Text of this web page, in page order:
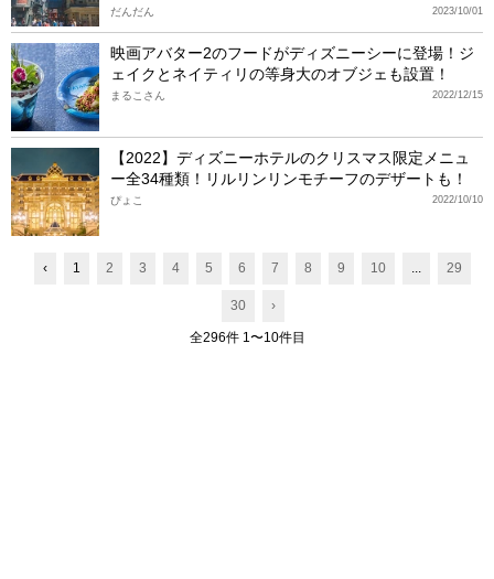
2023/10/01
だんだん
映画アバター2のフードがディズニーシーに登場！ジ
ェイクとネイティリの等身大のオブジェも設置！
2022/12/15
まるこさん
【2022】ディズニーホテルのクリスマス限定メニュ
ー全34種類！リルリンリンモチーフのデザートも！
2022/10/10
ぴょこ
‹ 1 2 3 4 5 6 7 8 9 10 ... 29
30 ›
全296件 1〜10件目